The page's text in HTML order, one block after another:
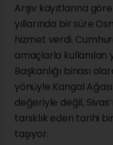
Arşiv kayıtlarına
yıllarında bir süre
hizmet verdi.
amaçlarla kullanılan
Başkanlığı binası
yönüyle Kangal
değeriyle değil,
tanıklık eden tarihi
taşıyor.